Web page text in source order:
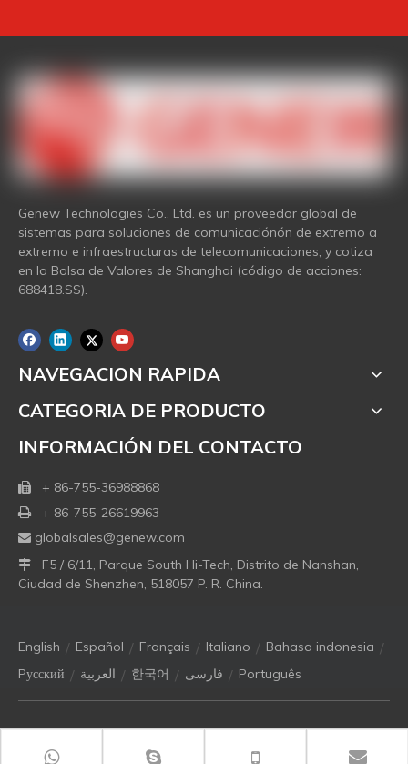
Genew Technologies Co., Ltd. es un proveedor global de
sistemas para soluciones de comunicaciónón de extremo a
extremo e infraestructuras de telecomunicaciones, y cotiza
en la Bolsa de Valores de Shanghai (código de acciones:
688418.SS).
NAVEGACION RAPIDA
CATEGORIA DE PRODUCTO
INFORMACIÓN DEL CONTACTO
 + 86-755-36988868
 + 86-755-26619963
 globalsales@genew.com
 F5 / 6/11, Parque South Hi-Tech, Distrito de Nanshan,
Ciudad de Shenzhen, 518057 P. R. China.
English / Español / Français / Italiano / Bahasa indonesia /
Pусский / العربية / 한국어 / فارسی / Português
Copyright © 2021 Genew Technologies Co. Ltd. Todos los
derechos reservados.粤 ICP 备 12060512 号